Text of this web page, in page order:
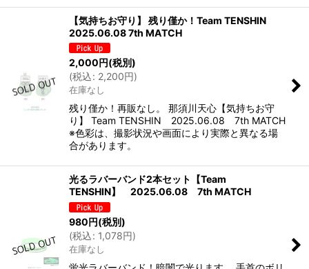
【気持ちお守り】 残り僅か！Team TENSHIN
2025.06.08 7th MATCH
2,000円(税別)
(税込: 2,200円)
在庫なし
残り僅か！再販なし。 那須川天心【気持ちお守
り】 Team TENSHIN 2025.06.08 7th MATCH
※色彩は、撮影状況や画面により実際と異なる場
合があります。
光るラバーバンド2本セット【Team
TENSHIN】 2025.06.08 7th MATCH
980円(税別)
(税込: 1,078円)
在庫なし